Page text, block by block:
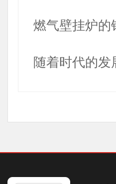
燃气壁挂炉的
随着时代的